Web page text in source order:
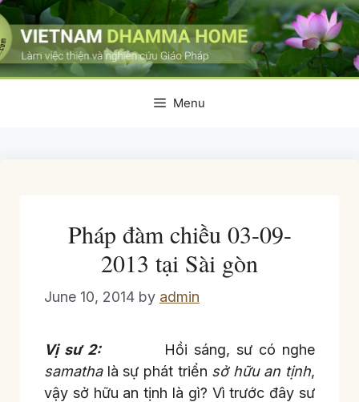
Skip
to
content
Menu
Pháp đàm chiều 03-09-
2013 tại Sài gòn
June 10, 2014 by admin
Vị sư 2:Hồi sáng, sư có nghe
samathalà sự phát triển sở hữu an tịnh,
vậy sở hữu an tịnh là gì? Vì trước đây sư